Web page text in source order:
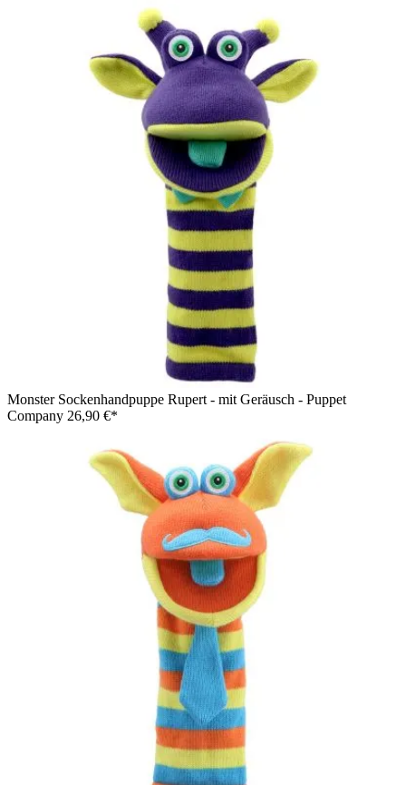
Monster Sockenhandpuppe Rupert - mit Geräusch - Puppet
Company 26,90 €*